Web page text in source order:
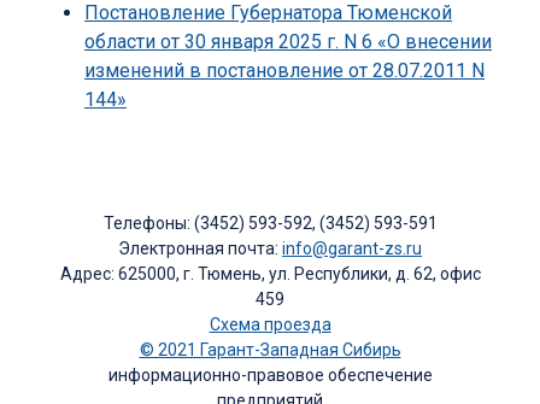
Постановление Губернатора Тюменской
области от 30 января 2025 г. N 6 «О внесении
изменений в постановление от 28.07.2011 N
144»
Телефоны: (3452) 593-592, (3452) 593-591
Электронная почта: info@garant-zs.ru
Адрес: 625000, г. Тюмень, ул. Республики, д. 62, офис
459
Схема проезда
© 2021 Гарант-Западная Сибирь
информационно-правовое обеспечение